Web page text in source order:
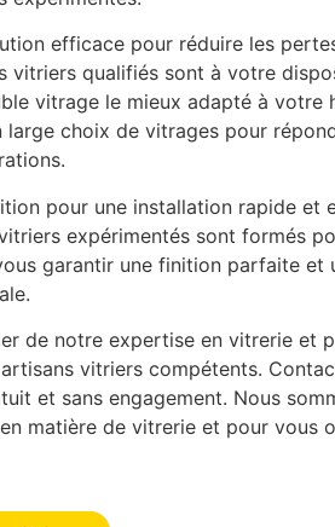
efficace pour réduire les
vitriers qualifiés sont à votre
vitrage le mieux adapté à votre
large choix de vitrages pour
pour une installation rapide et
expérimentés sont formés
garantir une finition parfaite et
de notre expertise en vitrerie et
vitriers compétents.
et sans engagement. Nous
matière de vitrerie et pour vous